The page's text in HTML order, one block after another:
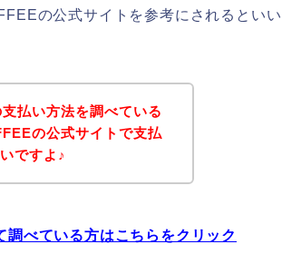
の公式サイトを参考にされるといい
払い方法を調べている
の公式サイトで支払
ですよ♪
べている方はこちらをクリック